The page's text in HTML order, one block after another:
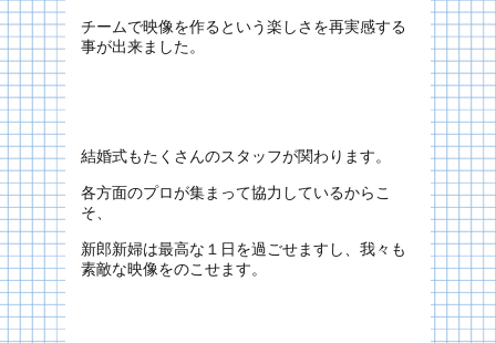
チームで映像を作るという楽しさを再実感する
事が出来ました。
結婚式もたくさんのスタッフが関わります。
各方面のプロが集まって協力しているからこ
そ、
新郎新婦は最高な１日を過ごせますし、我々も
素敵な映像をのこせます。